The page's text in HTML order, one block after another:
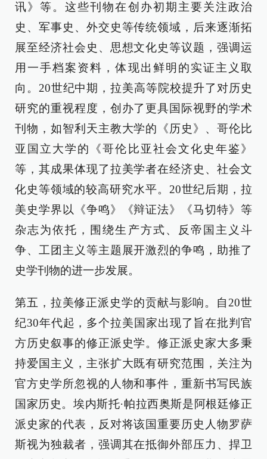
讯》等。这些刊物在创办初期主要关注政治
史、军事史、外交史等传统领域，后来逐渐拓
展至经济社会史、思想文化史等议题，强调运
用一手档案资料，体现出鲜明的实证主义取
向。20世纪中期，拉美高等院校提升了对历史
研究的重视程度，创办了更具国际视野的学术
刊物，如智利天主教大学的《历史》、哥伦比
亚国立大学的《哥伦比亚社会文化史年鉴》
等，其成果体现了拉美学者在经济史、社会文
化史等领域的较高研究水平。20世纪后期，拉
美史学界以《争鸣》《辩证法》《马切特》等
杂志为依托，围绕生产方式、反帝国主义斗
争、工团主义等主题展开激烈的争鸣，助推了
史学刊物的进一步发展。
第五，拉美修正派史学的贡献与影响。自20世
纪30年代起，多个拉美国家出现了旨在批判官
方历史叙事的修正派史学。修正派史家大多秉
持爱国主义，主张扩大既有研究范围，关注为
官方史学所忽视的人物和事件，重新书写民族
国家历史。埃内斯托·帕拉西奥斯是阿根廷修正
派史家的代表，反对将该国重要历史人物罗萨
斯视为独裁者，强调其在抵御外部压力、捍卫